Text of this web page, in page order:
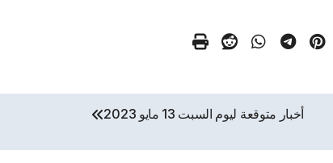
أخبار متوقعة ليوم السبت 13 مايو 2023